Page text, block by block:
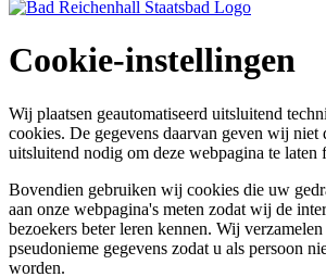
Cookie-instellingen
Wij plaatsen geautomatiseerd uitsluitend
cookies. De gegevens daarvan geven wij niet
uitsluitend nodig om deze webpagina te laten
Bovendien gebruiken wij cookies die uw
aan onze webpagina's meten zodat wij de
bezoekers beter leren kennen. Wij
pseudonieme gegevens zodat u als persoon
worden.